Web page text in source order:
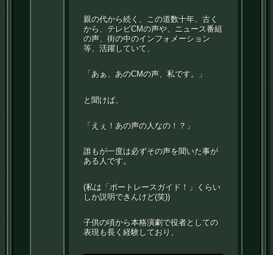
親の代から続く、この道数十年、古く
から、テレビCMの声や、ニュース番組
の声、街の中のインフォメーション
等、活躍していて、
「あぁ、あのCMの声、私です。」
と聞けば、
「えぇ！あの声の人なの！？」
誰もが一度は必ずその声を聞いた事が
ある人です。
(私は「ボートレースガイド！」くらい
しか説明できんけど(笑))
子供の頃から本格演劇で役者としての
表現も長く経験しており、